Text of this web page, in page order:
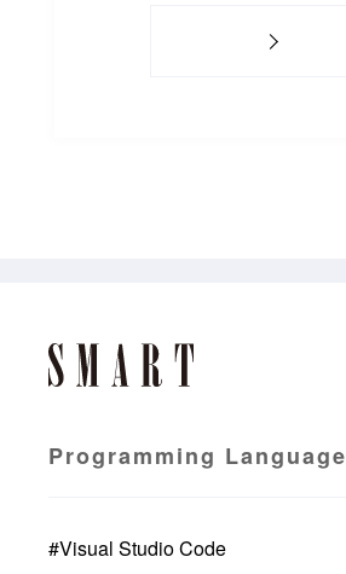
Programming Language
#Visual Studio Code